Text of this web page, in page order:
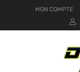
MON COMPTE